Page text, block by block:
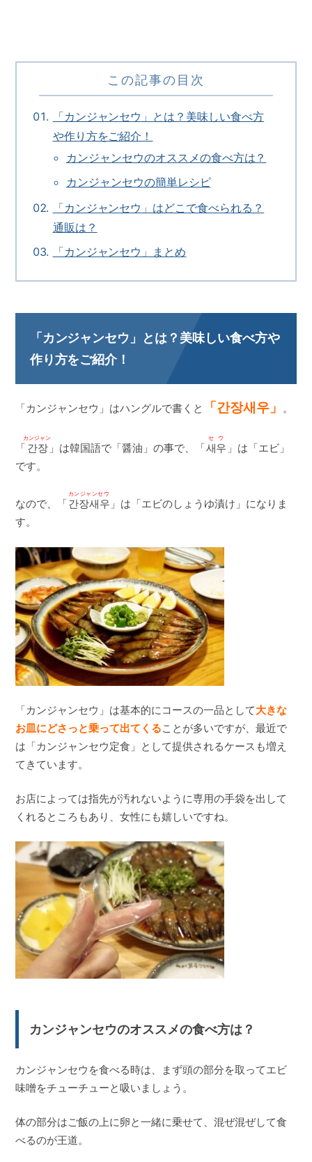
この記事の目次
「カンジャンセウ」とは？美味しい食べ方
や作り方をご紹介！
カンジャンセウのオススメの食べ方は？
カンジャンセウの簡単レシピ
「カンジャンセウ」はどこで食べられる？
通販は？
「カンジャンセウ」まとめ
「カンジャンセウ」とは？美味しい食べ方や
作り方をご紹介！
「カンジャンセウ」はハングルで書くと 「간장새우」 。
「 간장
カンジャン
」は韓国語で「醤油」の事で、「새우
セウ
」は「エビ」
です。
なので、「간장새우
カンジャンセウ
」は「エビのしょうゆ漬け」になりま
す。
「カンジャンセウ」は基本的にコースの一品として大きな
お皿にどさっと乗って出てくることが多いですが、最近で
は「カンジャンセウ定食」として提供されるケースも増え
てきています。
お店によっては指先が汚れないように専用の手袋を出して
くれるところもあり、女性にも嬉しいですね。
カンジャンセウのオススメの食べ方は？
カンジャンセウを食べる時は、まず頭の部分を取ってエビ
味噌をチューチューと吸いましょう。
体の部分はご飯の上に卵と一緒に乗せて、混ぜ混ぜして食
べるのが王道。